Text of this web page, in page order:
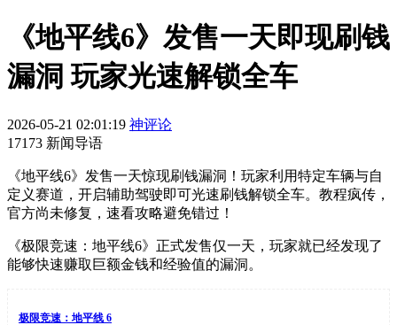
《地平线6》发售一天即现刷钱
漏洞 玩家光速解锁全车
2026-05-21 02:01:19 神评论
17173 新闻导语
《地平线6》发售一天惊现刷钱漏洞！玩家利用特定车辆与自
定义赛道，开启辅助驾驶即可光速刷钱解锁全车。教程疯传，
官方尚未修复，速看攻略避免错过！
《极限竞速：地平线6》正式发售仅一天，玩家就已经发现了
能够快速赚取巨额金钱和经验值的漏洞。
极限竞速：地平线 6